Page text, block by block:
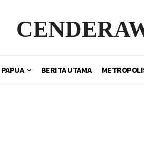
BERITA UTAMA